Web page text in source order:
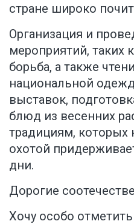
стране широко
Организация и
мероприятий, таких
борьба, а также
национальной
выставок,
блюд из весенних
традициям,
охотой
дни.
Дорогие
Хочу особо